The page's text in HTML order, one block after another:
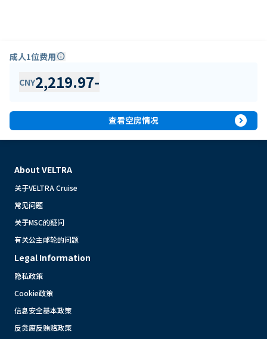
成人1位费用info
CNY2,219.97-
查看空房情况 expand_circle_right
About VELTRA
关于VELTRA Cruise
常见问题
关于MSC的疑问
有关公主邮轮的问题
Legal Information
隐私政策
Cookie政策
信息安全基本政策
反贪腐反贿赂政策